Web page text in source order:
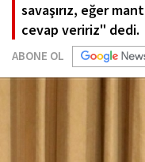
savaşırız, eğer
cevap veririz" dedi.
ABONE OL